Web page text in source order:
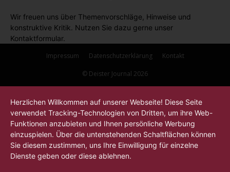
Wir freuen uns über Themenvorschläge, Hinweise und
konstruktive Kritik. Nutzen Sie dazu gerne unser
Kontaktformular.
Impressum
Datenschutzerklärung Kontakt
© Deister Journal 2026
Herzlichen Willkommen auf unserer Webseite! Diese Seite
verwendet Tracking-Technologien von Dritten, um ihre Web-
Funktionen anzubieten und Ihnen persönliche Werbung
einzuspielen. Über die untenstehenden Schaltflächen können
Sie diesem zustimmen, uns Ihre Einwilligung für einzelne
Dienste geben oder diese ablehnen.